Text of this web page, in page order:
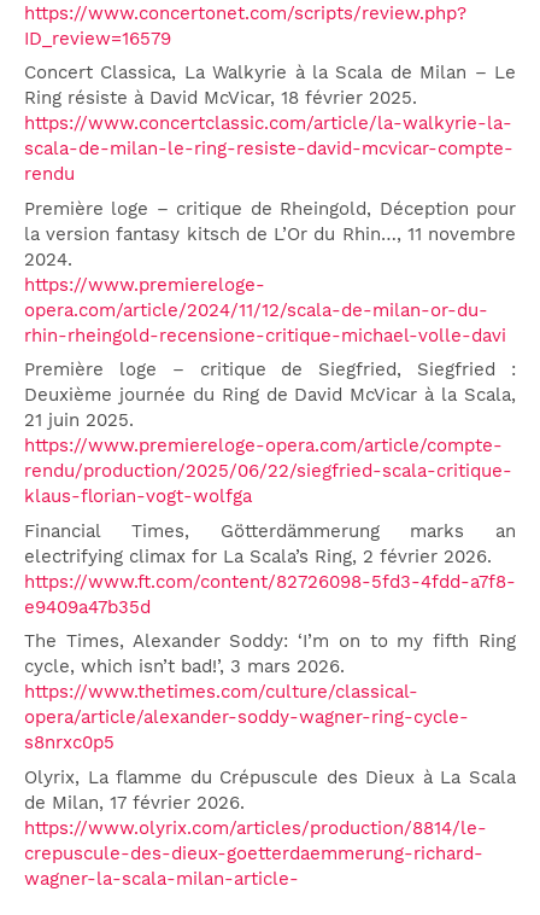
https://www.concertonet.com/scripts/review.php?
ID_review=16579
Concert Classica, La Walkyrie à la Scala de Milan – Le
Ring résiste à David McVicar, 18 février 2025.
https://www.concertclassic.com/article/la-walkyrie-la-
scala-de-milan-le-ring-resiste-david-mcvicar-compte-
rendu
Première loge – critique de Rheingold, Déception pour
la version fantasy kitsch de L’Or du Rhin…, 11 novembre
2024.
https://www.premiereloge-
opera.com/article/2024/11/12/scala-de-milan-or-du-
rhin-rheingold-recensione-critique-michael-volle-davi
Première loge – critique de Siegfried, Siegfried :
Deuxième journée du Ring de David McVicar à la Scala,
21 juin 2025.
https://www.premiereloge-opera.com/article/compte-
rendu/production/2025/06/22/siegfried-scala-critique-
klaus-florian-vogt-wolfga
Financial Times, Götterdämmerung marks an
electrifying climax for La Scala’s Ring, 2 février 2026.
https://www.ft.com/content/82726098-5fd3-4fdd-a7f8-
e9409a47b35d
The Times, Alexander Soddy: ‘I’m on to my fifth Ring
cycle, which isn’t bad!’, 3 mars 2026.
https://www.thetimes.com/culture/classical-
opera/article/alexander-soddy-wagner-ring-cycle-
s8nrxc0p5
Olyrix, La flamme du Crépuscule des Dieux à La Scala
de Milan, 17 février 2026.
https://www.olyrix.com/articles/production/8814/le-
crepuscule-des-dieux-goetterdaemmerung-richard-
wagner-la-scala-milan-article-